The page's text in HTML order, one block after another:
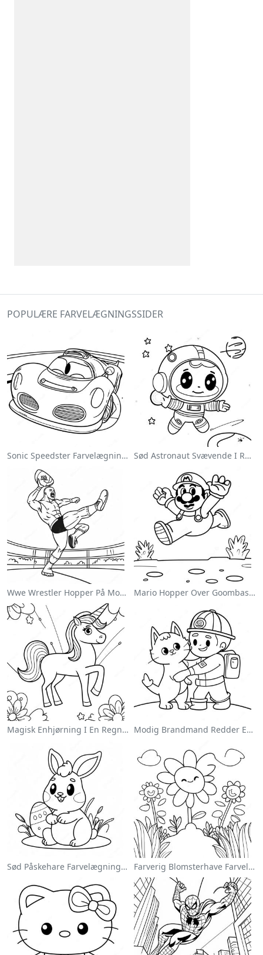
POPULÆRE FARVELÆGNINGSSIDER
Sonic Speedster Farvelægningsside Sød Astronaut Svævende I Rummet Farvelægningsside
Wwe Wrestler Hopper På Modstander Farvelægningsside Mario Hopper Over Goombas Farvelægningsside
Magisk Enhjørning I En Regnbue Farvelægningsside Modig Brandmand Redder En Kat Farvelægningsside
Sød Påskehare Farvelægningsside Farverig Blomsterhave Farvelægningsside